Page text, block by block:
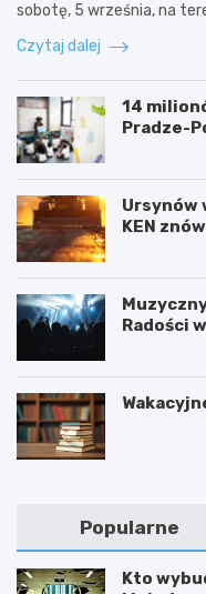
sobotę, 5 września, na
Czytaj dalej
14
Pradze-
Ursynów
KEN
Radości
Popularne
Kto